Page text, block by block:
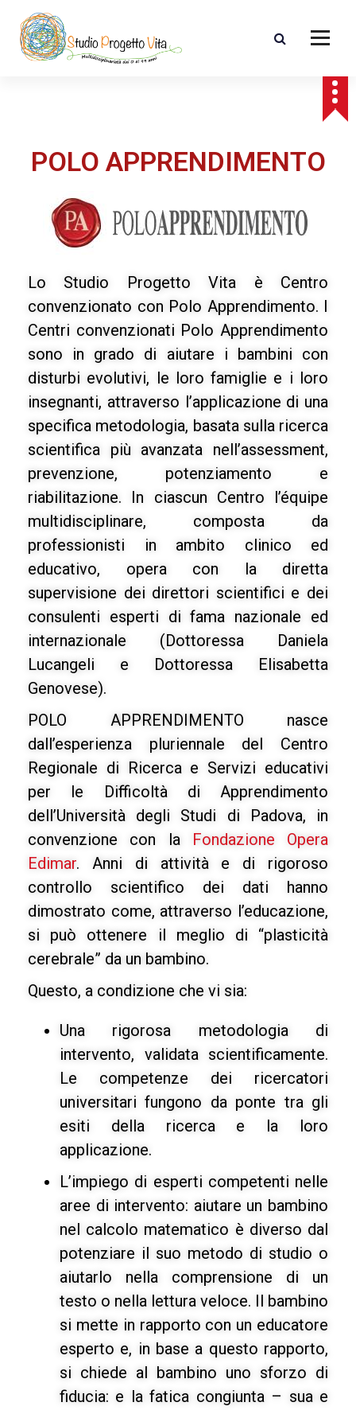
POLO APPRENDIMENTO
Lo Studio Progetto Vita è Centro
convenzionato con Polo Apprendimento. I
Centri convenzionati Polo Apprendimento
sono in grado di aiutare i bambini con
disturbi evolutivi, le loro famiglie e i loro
insegnanti, attraverso l’applicazione di una
specifica metodologia, basata sulla ricerca
scientifica più avanzata nell’assessment,
prevenzione, potenziamento e
riabilitazione. In ciascun Centro l’équipe
multidisciplinare, composta da
professionisti in ambito clinico ed
educativo, opera con la diretta
supervisione dei direttori scientifici e dei
consulenti esperti di fama nazionale ed
internazionale (Dottoressa Daniela
Lucangeli e Dottoressa Elisabetta
Genovese).
POLO APPRENDIMENTO nasce
dall’esperienza pluriennale del Centro
Regionale di Ricerca e Servizi educativi
per le Difficoltà di Apprendimento
dell’Università degli Studi di Padova, in
convenzione con la Fondazione Opera
Edimar. Anni di attività e di rigoroso
controllo scientifico dei dati hanno
dimostrato come, attraverso l’educazione,
si può ottenere il meglio di “plasticità
cerebrale” da un bambino.
Questo, a condizione che vi sia:
Una rigorosa metodologia di
intervento, validata scientificamente.
Le competenze dei ricercatori
universitari fungono da ponte tra gli
esiti della ricerca e la loro
applicazione.
L’impiego di esperti competenti nelle
aree di intervento: aiutare un bambino
nel calcolo matematico è diverso dal
potenziare il suo metodo di studio o
aiutarlo nella comprensione di un
testo o nella lettura veloce. Il bambino
si mette in rapporto con un educatore
esperto e, in base a questo rapporto,
si chiede al bambino uno sforzo di
fiducia: e la fatica congiunta – sua e